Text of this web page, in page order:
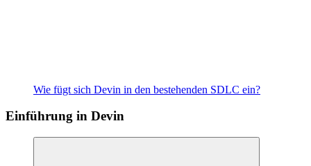
Wie fügt sich Devin in den bestehenden SDLC ein?
Einführung in Devin